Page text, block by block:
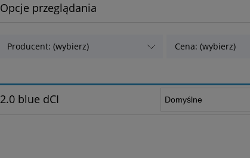
Opcje przeglądania
Producent: (wybierz) Cena: (wybierz)
2.0 blue dCI